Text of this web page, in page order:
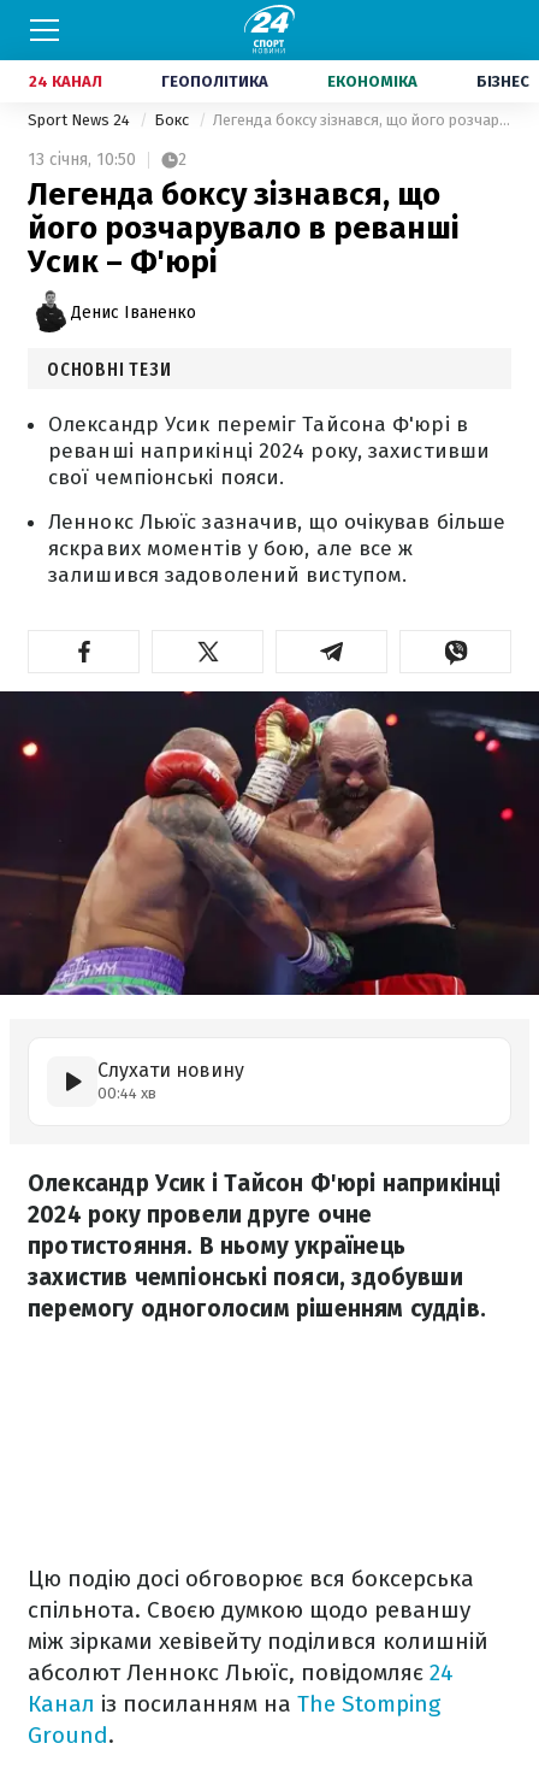
24 КАНАЛ ГЕОПОЛІТИКА ЕКОНОМІКА БІЗНЕС
Sport News 24 Бокс Легенда боксу зізнався, що його розчарувало в реванші Усик – Ф'юрі
13 січня, 10:50 2
Легенда боксу зізнався, що
його розчарувало в реванші
Усик – Ф'юрі
Денис Іваненко
ОСНОВНІ ТЕЗИ
Олександр Усик переміг Тайсона Ф'юрі в
реванші наприкінці 2024 року, захистивши
свої чемпіонські пояси.
Леннокс Льюїс зазначив, що очікував більше
яскравих моментів у бою, але все ж
залишився задоволений виступом.
Слухати новину
00:44 хв
Олександр Усик і Тайсон Ф'юрі наприкінці
2024 року провели друге очне
протистояння. В ньому українець
захистив чемпіонські пояси, здобувши
перемогу одноголосим рішенням суддів.
Цю подію досі обговорює вся боксерська
спільнота. Своєю думкою щодо реваншу
між зірками хевівейту поділився колишній
абсолют Леннокс Льюїс, повідомляє 24
Канал із посиланням на The Stomping
Ground.